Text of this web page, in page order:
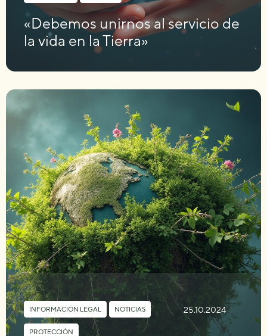
«Debemos unirnos al servicio de
la vida en la Tierra»
INFORMACIÓN LEGAL NOTICIAS ,
PROTECCIÓN
25.10.2024